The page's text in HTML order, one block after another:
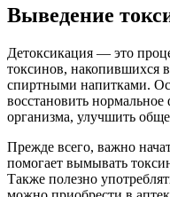
Выведение
Детоксикация — это
токсинов, накопившихся в
спиртными напитками.
восстановить
организма, улучшить
Прежде всего, важно
помогает вымывать
Также полезно